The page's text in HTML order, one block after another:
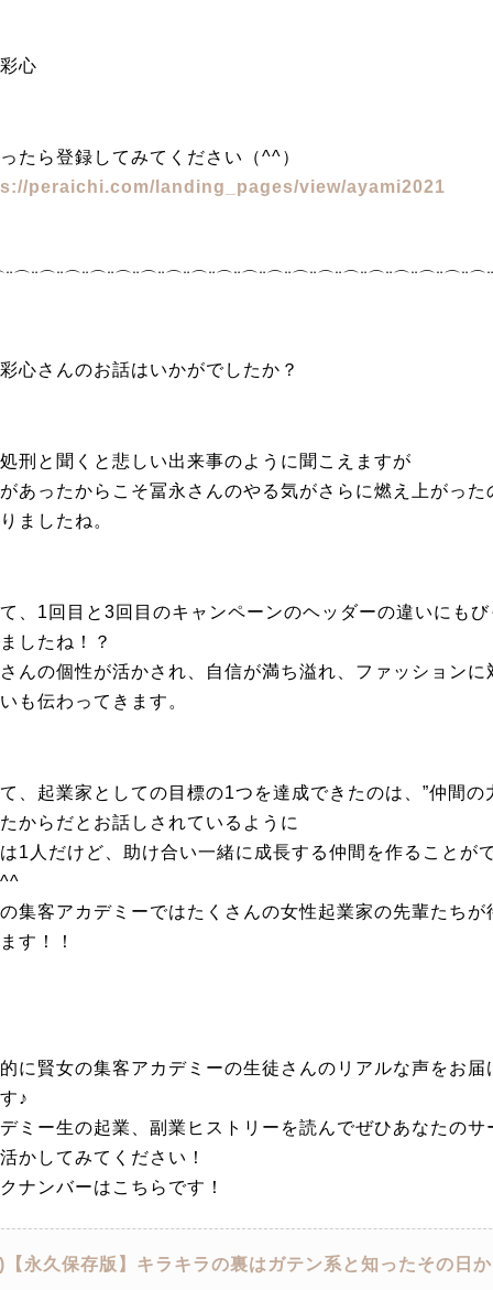
心
たら登録してみてください（^^）
peraichi.com/landing_pages/view/ayami2021
心さんのお話はいかがでしたか？
刑と聞くと悲しい出来事のように聞こえますが
あったからこそ冨永さんのやる気がさらに燃え上がった
ましたね。
、1回目と3回目のキャンペーンのヘッダーの違いにも
したね！？
んの個性が活かされ、自信が満ち溢れ、ファッションに
も伝わってきます。
、起業家としての目標の1つを達成できたのは、”仲間の
からだとお話しされているように
1人だけど、助け合い一緒に成長する仲間を作ることが
集客アカデミーではたくさんの女性起業家の先輩たちが
す！！
に賢女の集客アカデミーの生徒さんのリアルな声をお届
♪
ミー生の起業、副業ヒストリーを読んでぜひあなたのサ
かしてみてください！
ナンバーはこちらです！
【永久保存版】キラキラの裏はガテン系と知ったその日